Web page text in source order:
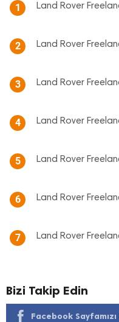
1 Land Rover
2 Land Rover
3 Land Rover
4 Land Rover
5 Land Rover
6 Land Rover
7 Land Rover
Bizi Takip Edin
Facebook